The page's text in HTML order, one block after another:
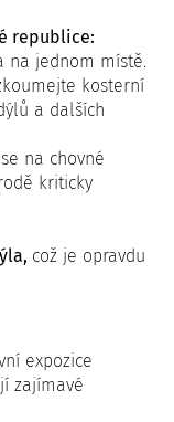
republice:
na jednom místě.
kosterní
a dalších
na chovné
kriticky
což je opravdu
expozice
zajímavé